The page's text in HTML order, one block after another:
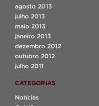
agosto 2013
julho 2013
maio 2013
janeiro 2013
dezembro 2012
outubro 2012
julho 2011
CATEGORIAS
Notícias